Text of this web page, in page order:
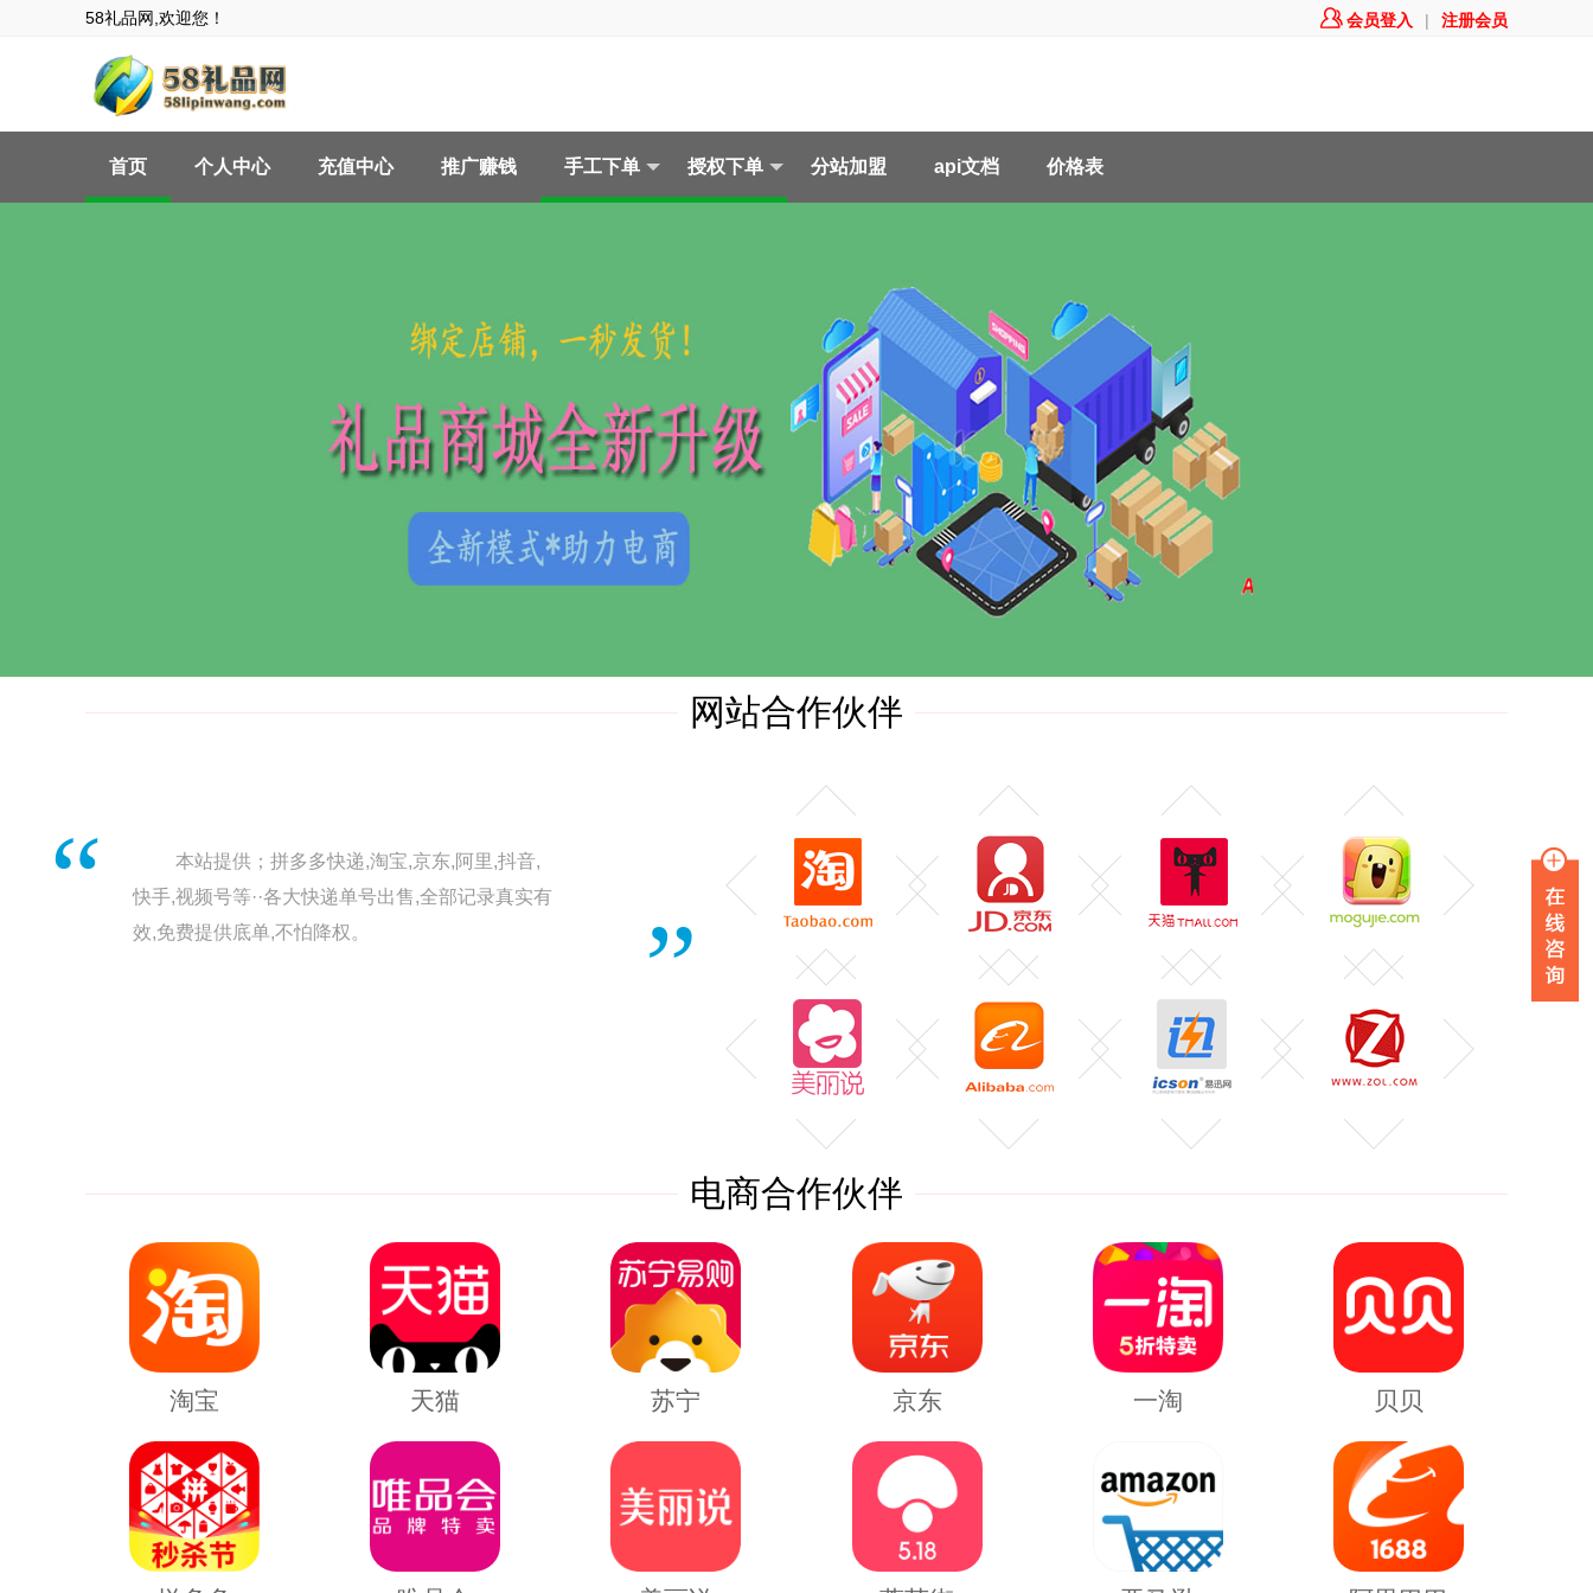
58礼品网,欢迎您！ 会员登入 | 注册会员
首页 个人中心 充值中心 推广赚钱 手工下单 授权下单 分站加盟 api文档 价格表
网站合作伙伴
“
”
本站提供；拼多多快递,淘宝,京东,阿里,抖音,
快手,视频号等··各大快递单号出售,全部记录真实有
效,免费提供底单,不怕降权。
电商合作伙伴
淘宝 天猫 苏宁 京东 一淘 贝贝